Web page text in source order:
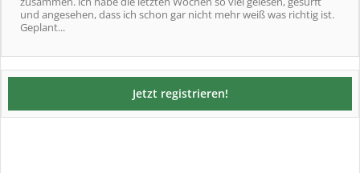
und angesehen, dass ich schon gar nicht mehr weiß was richtig ist.
Geplant...
Jetzt registrieren!